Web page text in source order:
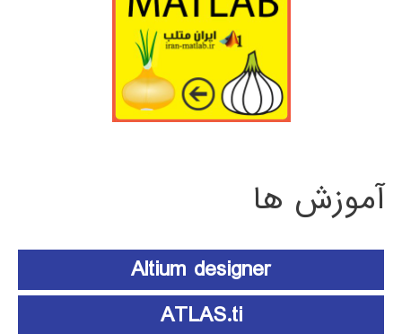
آموزش ها
Altium designer
ATLAS.ti